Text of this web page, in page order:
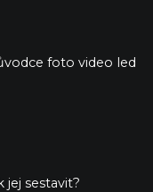
foto video led
jej sestavit?